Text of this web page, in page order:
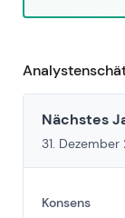
Nächstes
31. Dezember
Konsens